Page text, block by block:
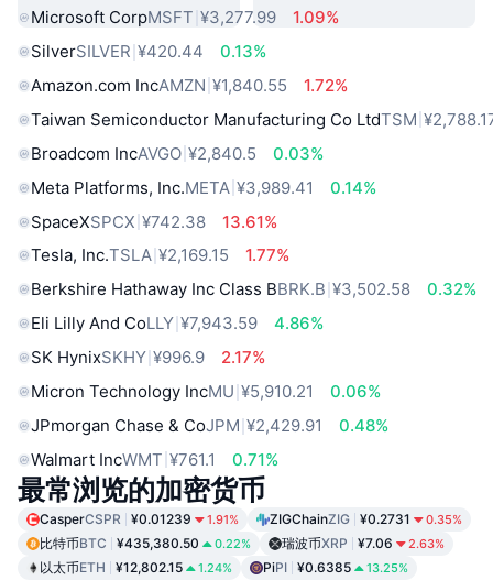
Microsoft CorpMSFT ¥3,277.99
1.09%
SilverSILVER ¥420.44
0.13%
Amazon.com IncAMZN ¥1,840.55
1.72%
Taiwan Semiconductor Manufacturing Co LtdTSM
Broadcom IncAVGO ¥2,840.5
0.03%
Meta Platforms, Inc.META ¥3,989.41
0.14%
SpaceXSPCX ¥742.38
13.61%
Tesla, Inc.TSLA ¥2,169.15
1.77%
Berkshire Hathaway Inc Class BBRK.B ¥3,502.58
0.32%
Eli Lilly And CoLLY ¥7,943.59
4.86%
SK HynixSKHY ¥996.9
2.17%
Micron Technology IncMU ¥5,910.21
0.06%
JPmorgan Chase & CoJPM ¥2,429.91
0.48%
Walmart IncWMT ¥761.1 0.71%
最常浏览的加密货币
CasperCSPR ¥0.01239 1.91% ZIGChainZIG ¥0.2731 0.35%
比特币BTC ¥435,380.50 0.22% 瑞波币XRP ¥7.06 2.63%
以太币ETH ¥12,802.15 1.24% PiPI ¥0.6385 13.25%